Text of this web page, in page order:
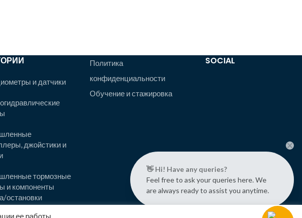
и датчики
джойстики и
тормозные
и компоненты
остановки
Политика
конфиденциальности
Обучение и стажировка
SOCIAL
ее работы.
👋 Hi! Have any queries?
Feel free to ask your queries here. We
are always ready to assist you anytime.